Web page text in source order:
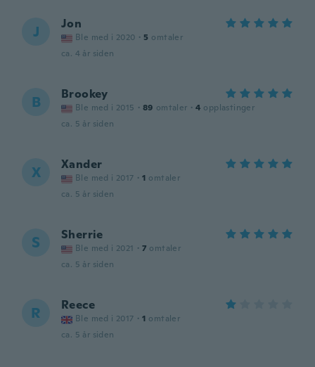
J Jon
Ble med i 2020 · 5 omtaler
ca. 4 år siden
B Brookey
Ble med i 2015 · 89 omtaler · 4 opplastinger
ca. 5 år siden
X Xander
Ble med i 2017 · 1 omtaler
ca. 5 år siden
S Sherrie
Ble med i 2021 · 7 omtaler
ca. 5 år siden
R Reece
Ble med i 2017 · 1 omtaler
ca. 5 år siden